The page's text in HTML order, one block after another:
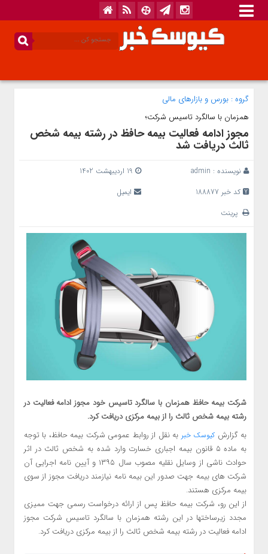
گروه : بورس و بازار‌های مالی
همزمان با سالگرد تاسیس شرکت؛
مجوز ادامه فعالیت بیمه حافظ در رشته بیمه شخص
ثالث دریافت شد
نویسنده : admin
کد خبر 188877
ایمیل
پرینت
شرکت بیمه حافظ همزمان با سالگرد تاسیس خود مجوز ادامه فعالیت در
رشته بیمه شخص ثالث را از بیمه مرکزی دریافت کرد.
به گزارش کیوسک خبر به نقل از روابط عمومی شرکت بیمه حافظ، با توجه
به ماده ۵ قانون بیمه اجباری خسارت وارد شده به شخص ثالث در اثر
حوادث ناشی از وسایل نقلیه مصوب سال ۱۳۹۵ و آیین نامه اجرایی آن
شرکت های بیمه جهت صدور این بیمه نامه نیازمند دریافت مجوز از سوی
بیمه مرکزی هستند.
از این رو، شرکت بیمه حافظ پس از ارائه درخواست رسمی جهت ممیزی
مجدد زیرساختها در این رشته همزمان با سالگرد تاسیس شرکت مجوز
ادامه فعالیت در رشته بیمه شخص ثالث را از بیمه مرکزی دریافت کرد.